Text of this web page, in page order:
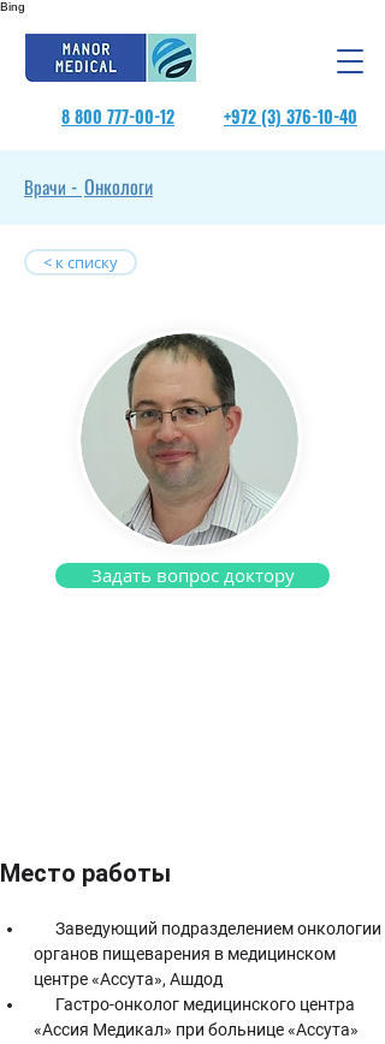
Bing
8 800 777-00-12 +972 (3) 376-10-40
Врачи - Онкологи
< к списку
Задать вопрос доктору
Место работы
Заведующий подразделением онкологии
органов пищеварения в медицинском
центре «Ассута», Ашдод
Гастро-онколог медицинского центра
«Ассия Медикал» при больнице «Ассута»